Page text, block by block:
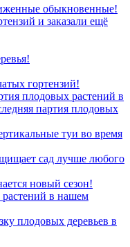
обыкновенные!
и заказали ещё
гортензий!
плодовых растений в
партия плодовых
туи во время
сад лучше любого
новый сезон!
в нашем
плодовых деревьев в